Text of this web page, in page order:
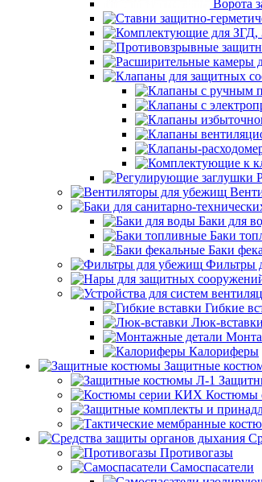
Ворота
Баки для
Баки
Баки
Фильтры
Гибкие
Люк-вставки
Калориферы
Защитные
Костюмы
Противогазы
Самоспасатели